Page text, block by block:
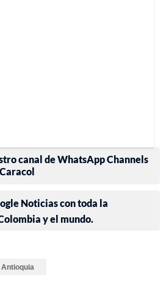
canal de WhatsApp Channels
Noticias con toda la
y el mundo.
Antioquia